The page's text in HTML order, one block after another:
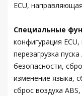
ECU,
Специальные
конфигурация ECU,
перезагрузка
безопасности,
изменение языка,
сброс воздуха